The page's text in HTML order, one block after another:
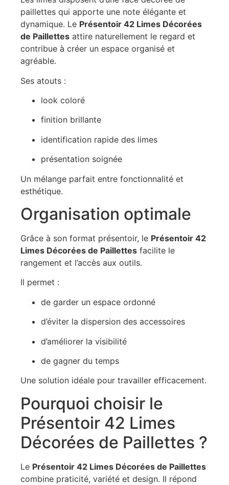
paillettes qui apporte une note élégante et
dynamique. Le Présentoir 42 Limes Décorées
de Paillettes attire naturellement le regard et
contribue à créer un espace organisé et
agréable.
Ses atouts :
look coloré
finition brillante
identification rapide des limes
présentation soignée
Un mélange parfait entre fonctionnalité et
esthétique.
Organisation optimale
Grâce à son format présentoir, le Présentoir 42
Limes Décorées de Paillettes facilite le
rangement et l’accès aux outils.
Il permet :
de garder un espace ordonné
d’éviter la dispersion des accessoires
d’améliorer la visibilité
de gagner du temps
Une solution idéale pour travailler efficacement.
Pourquoi choisir le
Présentoir 42 Limes
Décorées de Paillettes ?
Le Présentoir 42 Limes Décorées de Paillettes
combine praticité, variété et design. Il répond